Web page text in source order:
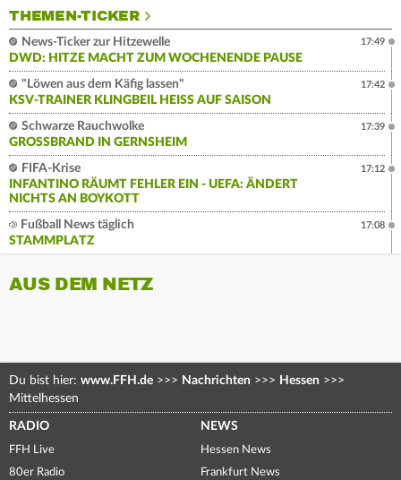
THEMEN-TICKER
News-Ticker zur Hitzewelle
DWD: HITZE MACHT ZUM WOCHENENDE PAUSE
17:49
"Löwen aus dem Käfig lassen"
KSV-TRAINER KLINGBEIL HEISS AUF SAISON
17:42
Schwarze Rauchwolke
GROSSBRAND IN GERNSHEIM
17:39
FIFA-Krise
INFANTINO RÄUMT FEHLER EIN - UEFA: ÄNDERT
NICHTS AN BOYKOTT
17:12
Fußball News täglich
STAMMPLATZ
17:08
AUS DEM NETZ
Du bist hier: www.FFH.de >>> Nachrichten >>> Hessen >>>
Mittelhessen
RADIO
FFH Live
80er Radio
NEWS
Hessen News
Frankfurt News